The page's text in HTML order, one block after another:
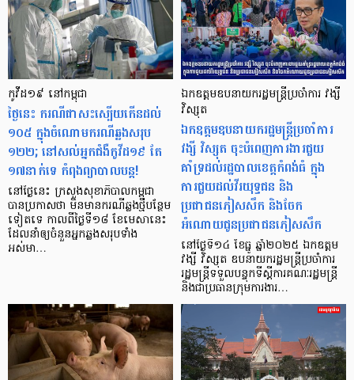
កូវីដ១៩ នៅ​កម្ពុជា
ថ្ងៃនេះ ករណី​ជាសះស្បើយកើនដល់
១០៥ ក្នុងចំណោម​ករណី​ឆ្លង​សរុប
១២២; នៅសល់អ្នកជំងឺ​កូវីដ១៩ តែ
១៧នាក់ទេ កំពុងព្យាបាលបន្ត!
នៅថ្ងៃនេះ ក្រសួងសុខាភិបាលកម្ពុជា
បានប្រកាសថា មិនមានករណីឆ្លងថ្មីបន្ថែម
ទៀតទេ កាលពីថ្ងៃទី១៨ ខែមេសានេះ
ដែលនាំឲ្យចំនួនអ្នកឆ្លងសរុបទាំង
អស់មា…
ឯកឧត្តមឧបនាយករដ្ឋមន្រ្តីប្រចាំការ វង្សី
វិស្សុត
ឯកឧត្តមឧបនាយករដ្ឋមន្រ្តីប្រចាំការ
វង្សី វិស្សុត ចុះបំពេញការងារជួយ
គាំទ្រដល់រដ្ឋបាលខេត្តកំពង់ធំ ក្នុង
ការជួយដល់វីរយុទ្ធជន និង
ប្រជាជនភៀសសឹក និងចែក
អំណោយជូនប្រជាជនភៀសសឹក
នៅថ្ងៃទី១៤ ខែធ្នូ ឆ្នាំ២០២៥ ឯកឧត្តម
វង្សី វិស្សុត ឧបនាយករដ្ឋមន្រ្តីប្រចាំការ
រដ្ឋមន្រ្តីទទួលបន្ទុកទីស្តីការគណៈរដ្ឋមន្រ្តី
និងជាប្រធានក្រុមការងារ…